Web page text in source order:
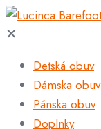
✕
Detská obuv
Dámska obuv
Pánska obuv
Doplnky